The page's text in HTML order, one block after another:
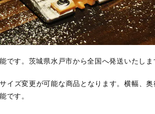
す。茨城県水戸市から全国へ発送いたしま
イズ変更が可能な商品となります。横幅、
です。